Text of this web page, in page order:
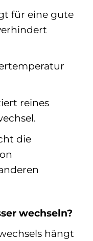
für eine gute
reines
die
wechseln?
hängt